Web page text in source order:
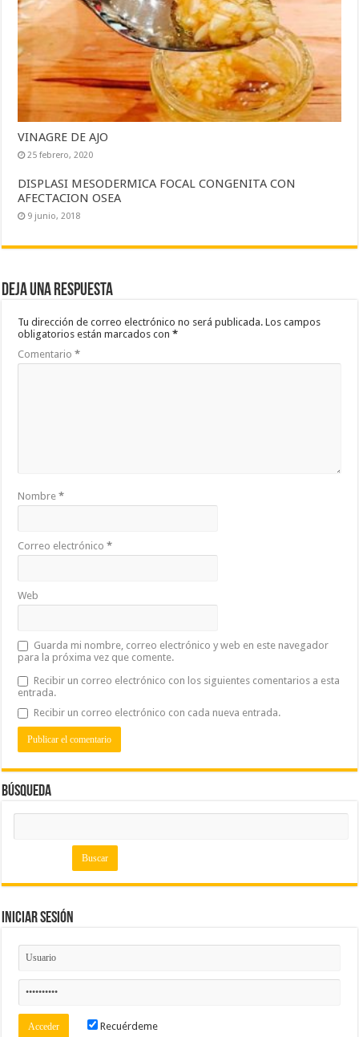
VINAGRE DE AJO
25 febrero, 2020
DISPLASI MESODERMICA FOCAL CONGENITA CON
AFECTACION OSEA
9 junio, 2018
Deja una respuesta
Tu dirección de correo electrónico no será publicada. Los campos
obligatorios están marcados con*
Comentario*
Nombre*
Correo electrónico*
Web
Guarda mi nombre, correo electrónico y web en este navegador
para la próxima vez que comente.
Recibir un correo electrónico con los siguientes comentarios a esta
entrada.
Recibir un correo electrónico con cada nueva entrada.
Búsqueda
Iniciar Sesión
Recuérdeme